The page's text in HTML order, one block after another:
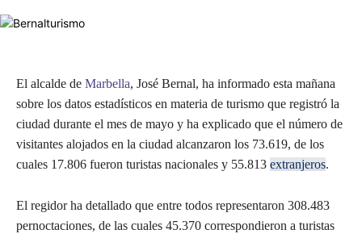
El alcalde de Marbella, José Bernal, ha informado esta mañana
sobre los datos estadísticos en materia de turismo que registró la
ciudad durante el mes de mayo y ha explicado que el número de
visitantes alojados en la ciudad alcanzaron los 73.619, de los
cuales 17.806 fueron turistas nacionales y 55.813 extranjeros.
El regidor ha detallado que entre todos representaron 308.483
pernoctaciones, de las cuales 45.370 correspondieron a turistas